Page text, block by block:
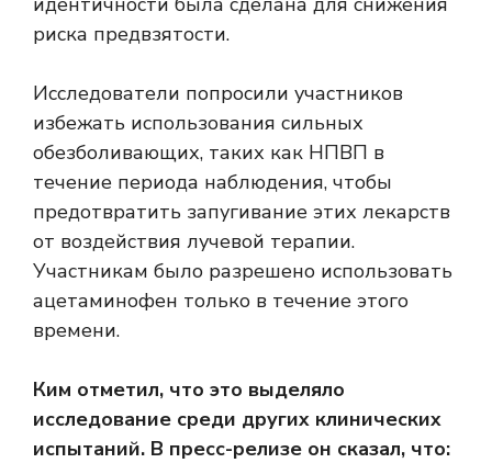
риска предвзятости.
Исследователи попросили участников
избежать использования сильных
обезболивающих, таких как НПВП в
течение периода наблюдения, чтобы
предотвратить запугивание этих лекарств
от воздействия лучевой терапии.
Участникам было разрешено использовать
ацетаминофен только в течение этого
времени.
Ким отметил, что это выделяло
исследование среди других клинических
испытаний. В пресс-релизе он сказал, что: